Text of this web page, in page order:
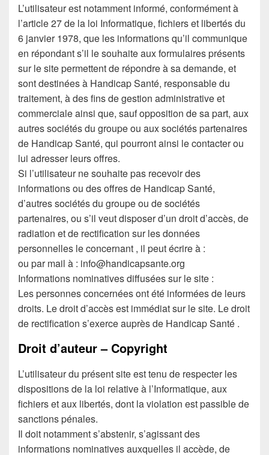
L’utilisateur est notamment informé, conformément à
l’article 27 de la loi Informatique, fichiers et libertés du
6 janvier 1978, que les informations qu’il communique
en répondant s’il le souhaite aux formulaires présents
sur le site permettent de répondre à sa demande, et
sont destinées à Handicap Santé, responsable du
traitement, à des fins de gestion administrative et
commerciale ainsi que, sauf opposition de sa part, aux
autres sociétés du groupe ou aux sociétés partenaires
de Handicap Santé, qui pourront ainsi le contacter ou
lui adresser leurs offres.
Si l’utilisateur ne souhaite pas recevoir des
informations ou des offres de Handicap Santé,
d’autres sociétés du groupe ou de sociétés
partenaires, ou s’il veut disposer d’un droit d’accès, de
radiation et de rectification sur les données
personnelles le concernant , il peut écrire à :
ou par mail à : info@handicapsante.org
Informations nominatives diffusées sur le site :
Les personnes concernées ont été informées de leurs
droits. Le droit d’accès est immédiat sur le site. Le droit
de rectification s’exerce auprès de Handicap Santé .
Droit d’auteur – Copyright
L’utilisateur du présent site est tenu de respecter les
dispositions de la loi relative à l’Informatique, aux
fichiers et aux libertés, dont la violation est passible de
sanctions pénales.
Il doit notamment s’abstenir, s’agissant des
informations nominatives auxquelles il accède, de